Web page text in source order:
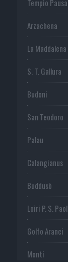
Tempio
Arzachena
La Maddalena
S. T. Gallura
Budoni
San Teodoro
Palau
Calangianus
Buddusò
Loiri P. S.
Golfo Aranci
Monti